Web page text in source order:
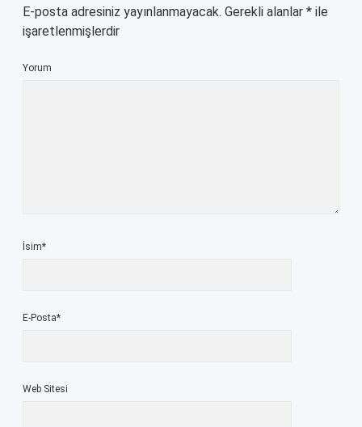
E-posta adresiniz yayınlanmayacak. Gerekli alanlar * ile
işaretlenmişlerdir
Yorum
İsim*
E-Posta*
Web Sitesi